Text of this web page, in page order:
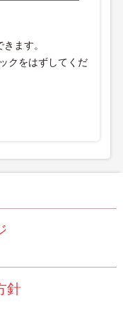
ます。
クをはずしてくだ
針